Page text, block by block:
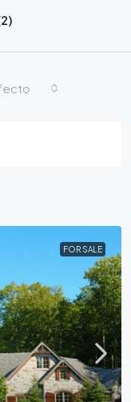
FOR SALE